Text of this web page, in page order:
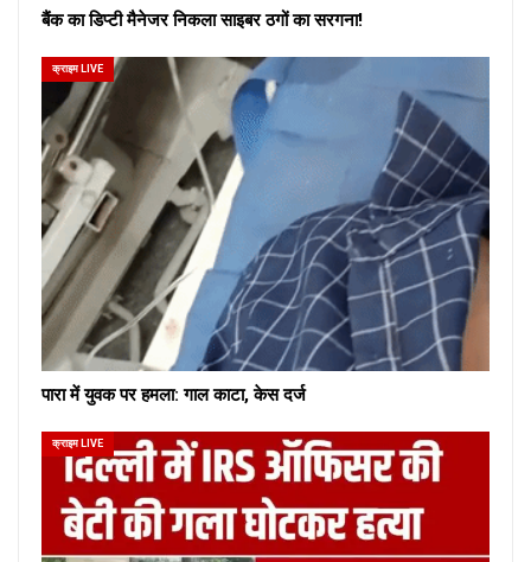
बैंक का डिप्टी मैनेजर निकला साइबर ठगों का सरगना!
क्राइम LIVE
पारा में युवक पर हमला: गाल काटा, केस दर्ज
क्राइम LIVE